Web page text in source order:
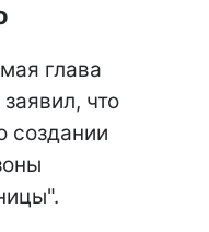
глава
что
создании